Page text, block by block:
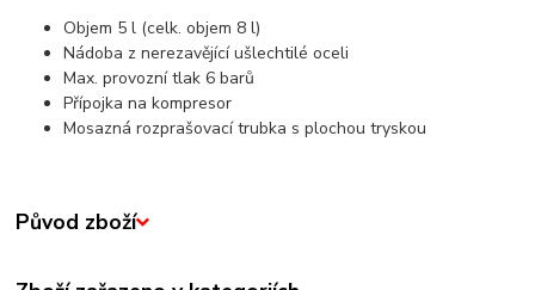
Objem 5 l (celk. objem 8 l)
Nádoba z nerezavějící ušlechtilé oceli
Max. provozní tlak 6 barů
Přípojka na kompresor
Mosazná rozprašovací trubka s plochou tryskou
Původ zboží